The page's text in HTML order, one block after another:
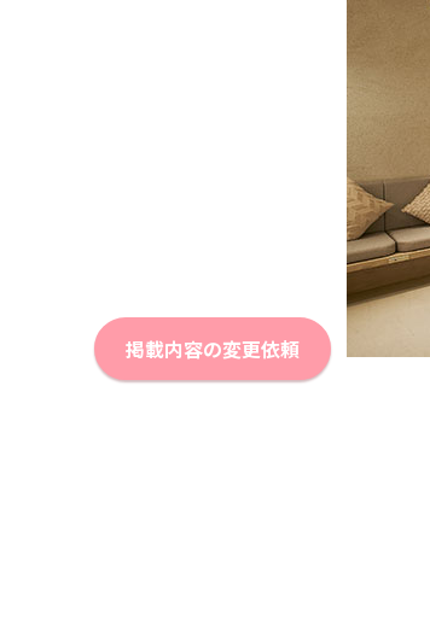
掲載内容の変更依頼